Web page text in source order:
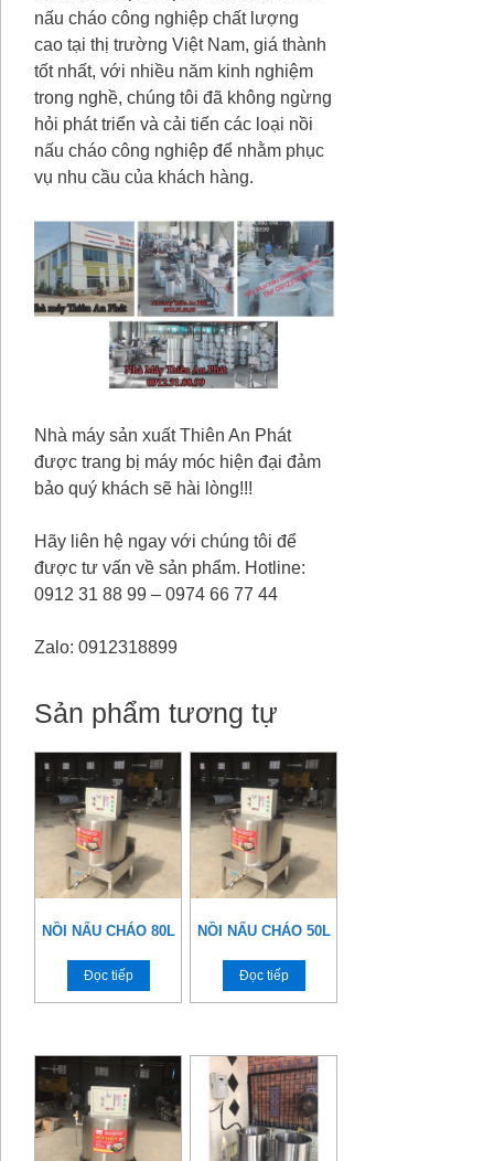
nấu cháo công nghiệp chất lượng
cao tại thị trường Việt Nam, giá thành
tốt nhất, với nhiều năm kinh nghiệm
trong nghề, chúng tôi đã không ngừng
hỏi phát triển và cải tiến các loại nồi
nấu cháo công nghiệp để nhằm phục
vụ nhu cầu của khách hàng.
Nhà máy sản xuất Thiên An Phát
được trang bị máy móc hiện đại đảm
bảo quý khách sẽ hài lòng!!!
Hãy liên hệ ngay với chúng tôi để
được tư vấn về sản phẩm. Hotline:
0912 31 88 99 – 0974 66 77 44
Zalo: 0912318899
Sản phẩm tương tự
NỒI NẤU CHÁO 80L
Đọc tiếp
NỒI NẤU CHÁO 50L
Đọc tiếp